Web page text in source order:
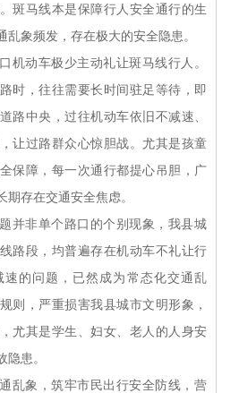
斑马线本是保障行人安全通行的生
象频发，存在极大的安全隐患。
机动车极少主动礼让斑马线行人。
时，往往需要长时间驻足等待，即
路中央，过往机动车依旧不减速、
让过路群众心惊胆战。尤其是孩童
保障，每一次通行都提心吊胆，广
存在交通安全焦虑。
并非单个路口的个别现象，我县城
路段，均普遍存在机动车不礼让行
速的问题，已然成为常态化交通乱
则，严重损害我县城市文明形象，
尤其是学生、妇女、老人的人身安
患。
乱象，筑牢市民出行安全防线，营